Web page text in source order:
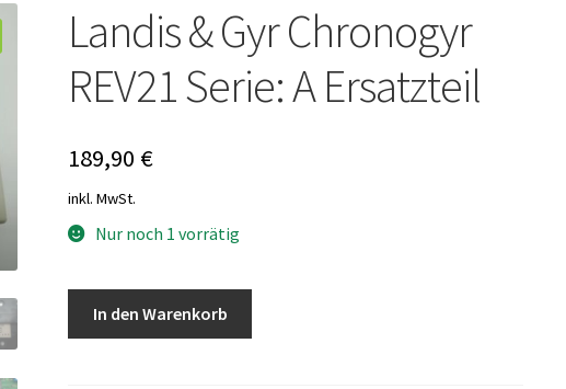
Landis & Gyr Chronogyr
REV21 Serie: A Ersatzteil
189,90 €
inkl. MwSt.
Nur noch 1 vorrätig
In den Warenkorb